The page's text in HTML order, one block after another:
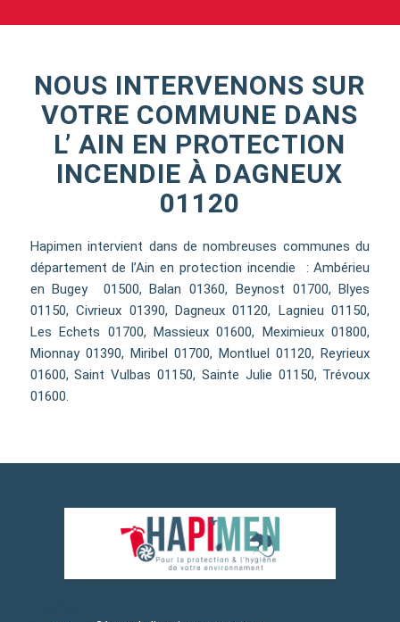
NOUS INTERVENONS SUR
VOTRE COMMUNE DANS
L’ AIN EN PROTECTION
INCENDIE À DAGNEUX
01120
Hapimen intervient dans de nombreuses communes du
département de l’Ain en protection incendie : Ambérieu
en Bugey 01500, Balan 01360, Beynost 01700, Blyes
01150, Civrieux 01390, Dagneux 01120, Lagnieu 01150,
Les Echets 01700, Massieux 01600, Meximieux 01800,
Mionnay 01390, Miribel 01700, Montluel 01120, Reyrieux
01600, Saint Vulbas 01150, Sainte Julie 01150, Trévoux
01600.